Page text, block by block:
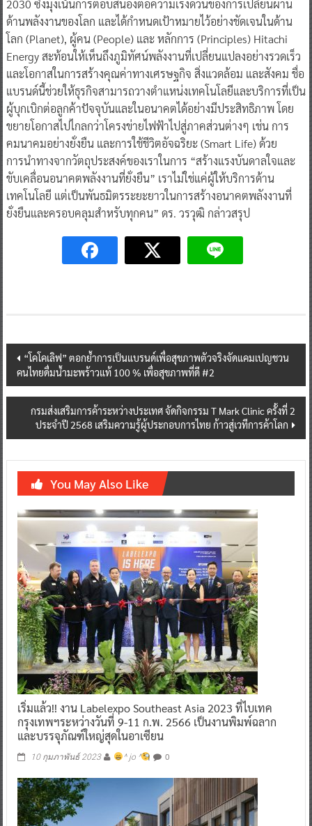
2030 ซึ่งมุ่งเน้นการตอบสนองต่อความเร่งด่วนของการเปลี่ยนผ่าน
ด้านพลังงานของโลก และได้กำหนดเป้าหมายไว้อย่างชัดเจนในด้าน
โลก (Planet), ผู้คน (People) และ หลักการ (Principles) Hitachi
Energy สะท้อนให้เห็นถึงภูมิทัศน์พลังงานที่เปลี่ยนแปลงอย่างรวดเร็ว
และโอกาสในการสร้างคุณค่าทางเศรษฐกิจ สิ่งแวดล้อม และสังคม ชื่อ
แบรนด์นี้ช่วยให้ธุรกิจสามารถวางตำแหน่งเทคโนโลยีและบริการที่เป็น
ผู้บุกเบิกต่อลูกค้าปัจจุบันและในอนาคตได้อย่างมีประสิทธิภาพ โดย
ขยายโอกาสไปไกลกว่าโครงข่ายไฟฟ้าไปสู่ภาคส่วนต่างๆ เช่น การ
คมนาคมอย่างยั่งยืน และการใช้ชีวิตอัจฉริยะ (Smart Life) ด้วย
การนำทางจากวัตถุประสงค์ของเราในการ “สร้างแรงบันดาลใจและ
ขับเคลื่อนอนาคตพลังงานที่ยั่งยืน” เราไม่ใช่แค่ผู้ให้บริการด้าน
เทคโนโลยี แต่เป็นพันธมิตรระยะยาวในการสร้างอนาคตพลังงานที่
ยั่งยืนและครอบคลุมสำหรับทุกคน” ดร. วรวุฒิ กล่าวสรุป
Post
navigation
“โคโคเลิฟ” ตอกย้ำการเป็นแบรนด์เพื่อสุขภาพตัวจริงจัดแคมเปญชวน
คนไทยดื่มน้ำมะพร้าวแท้ 100 % เพื่อสุขภาพที่ดี #2
กรมส่งเสริมการค้าระหว่างประเทศ จัดกิจกรรม T Mark Clinic ครั้งที่ 2
ประจำปี 2568 เสริมความรู้ผู้ประกอบการไทย ก้าวสู่เวทีการค้าโลก
You May Also Like
เริ่มแล้ว!! งาน Labelexpo Southeast Asia 2023 ที่ไบเทค
กรุงเทพฯระหว่างวันที่ 9-11 ก.พ. 2566 เป็นงานพิมพ์ฉลาก
และบรรจุภัณฑ์ใหญ่สุดในอาเซียน
10 กุมภาพันธ์ 2023 ^ jo ^ 0